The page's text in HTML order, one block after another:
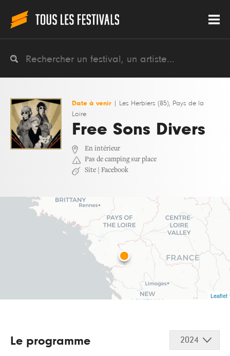
Date à venir
Les Herbiers (85), Pays de la
Loire
Free Sons Divers
En intérieur
Pas de camping sur place
Site
Facebook
Leaflet
Le programme 2024